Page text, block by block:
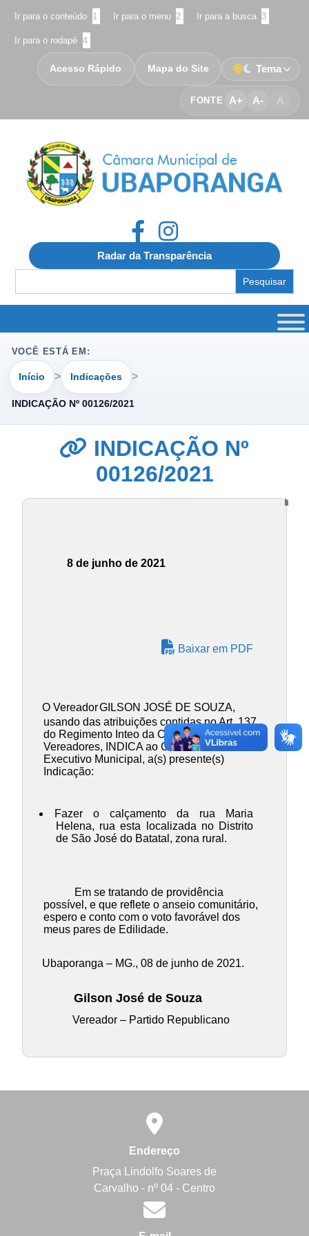
Ir para o conteúdo 1 Ir para o menu 2 Ir para a busca 3
Ir para o rodapé 4
FONTE A+ A- A
Acesso Rápido Mapa do Site Tema
Radar da Transparência
for:
VOCÊ ESTÁ EM:
Início Indicações
INDICAÇÃO Nº 00126/2021
INDICAÇÃO Nº
00126/2021
8 de junho de 2021
Baixar em PDF
O VereadorGILSON JOSÉ DE SOUZA,
usando das atribuições contidas no Art. 137
do Regimento Inteo da Câmara Municipal de
Vereadores, INDICA ao Chefe do Poder
Executivo Municipal, a(s) presente(s)
Indicação:
Fazer o calçamento da rua Maria
Helena, rua esta localizada no Distrito
de São José do Batatal, zona rural.
Em se tratando de providência
possível, e que reflete o anseio comunitário,
espero e conto com o voto favorável dos
meus pares de Edilidade.
Ubaporanga – MG., 08 de junho de 2021.
Gilson José de Souza
Vereador – Partido Republicano
Endereço
Praça Lindolfo Soares de
Carvalho - nº 04 - Centro